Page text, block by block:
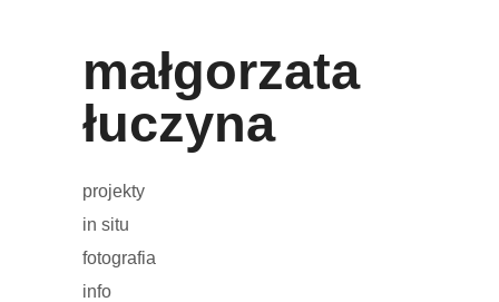
małgorzata
łuczyna
projekty
in situ
fotografia
info